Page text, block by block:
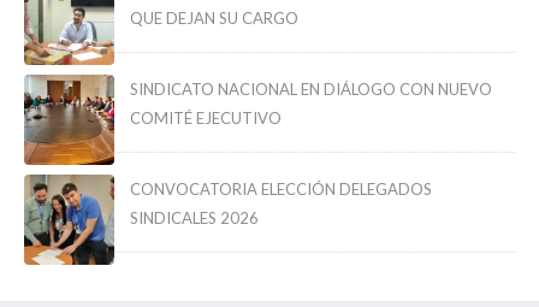
QUE DEJAN SU CARGO
SINDICATO NACIONAL EN DIÁLOGO CON NUEVO
COMITÉ EJECUTIVO
CONVOCATORIA ELECCIÓN DELEGADOS
SINDICALES 2026